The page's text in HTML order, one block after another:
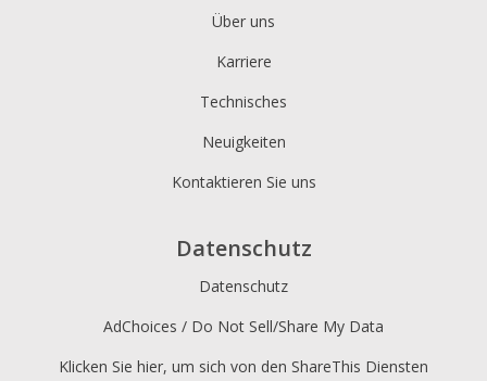
Über uns
Karriere
Technisches
Neuigkeiten
Kontaktieren Sie uns
Datenschutz
Datenschutz
AdChoices / Do Not Sell/Share My Data
Klicken Sie hier, um sich von den ShareThis Diensten